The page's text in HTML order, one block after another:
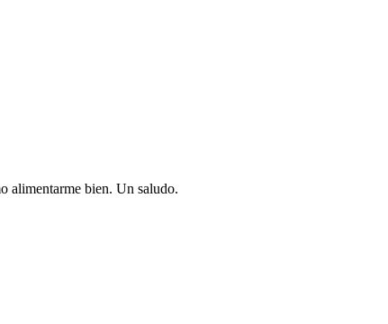
alimentarme bien. Un saludo.